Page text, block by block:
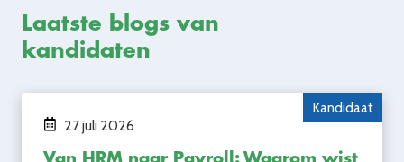
Laatste blogs van
kandidaten
Kandidaat
27 juli 2026
Van HRM naar Payroll: Waarom wist